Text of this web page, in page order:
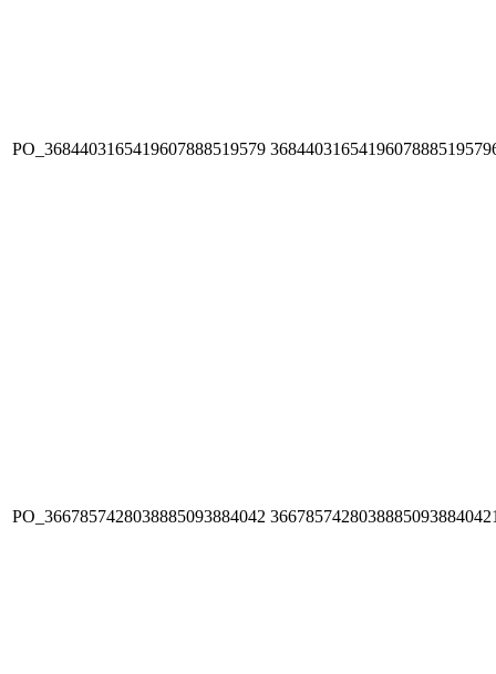
PO_3684403165419607888519579
PO_3667857428038885093884042